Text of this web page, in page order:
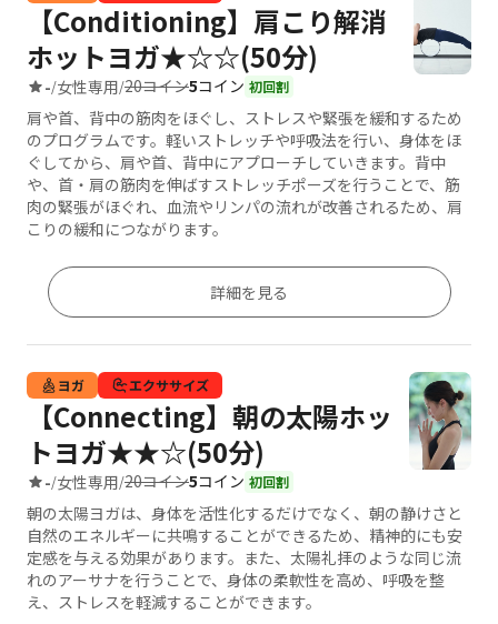
【Conditioning】肩こり解消
ホットヨガ★☆☆(50分)
-/女性専用/20コイン5コイン 初回割
肩や首、背中の筋肉をほぐし、ストレスや緊張を緩和するため
のプログラムです。軽いストレッチや呼吸法を行い、身体をほ
ぐしてから、肩や首、背中にアプローチしていきます。背中
や、首・肩の筋肉を伸ばすストレッチポーズを行うことで、筋
肉の緊張がほぐれ、血流やリンパの流れが改善されるため、肩
こりの緩和につながります。
詳細を見る
ヨガ エクササイズ
【Connecting】朝の太陽ホッ
トヨガ★★☆(50分)
-/女性専用/20コイン5コイン 初回割
朝の太陽ヨガは、身体を活性化するだけでなく、朝の静けさと
自然のエネルギーに共鳴することができるため、精神的にも安
定感を与える効果があります。また、太陽礼拝のような同じ流
れのアーサナを行うことで、身体の柔軟性を高め、呼吸を整
え、ストレスを軽減することができます。